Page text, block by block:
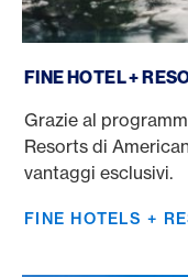
FINE HOTEL +
Grazie al
Resorts di
vantaggi esclusivi.
FINE HOTELS +